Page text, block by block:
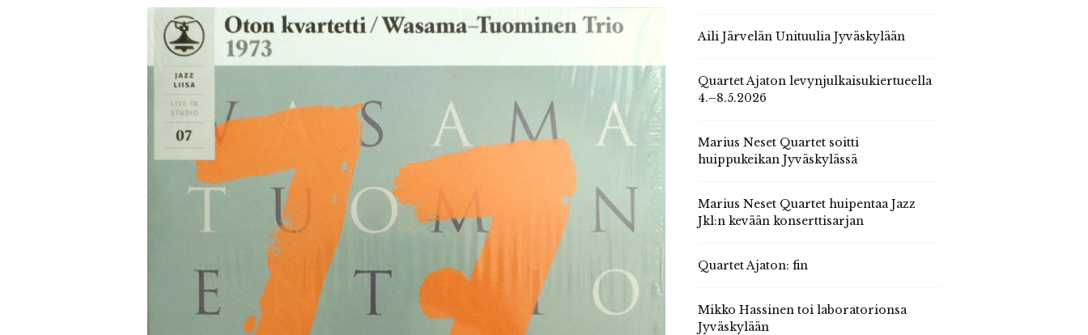
Aili Järvelän Unituulia Jyväskylään
Quartet Ajaton levynjulkaisukiertueella
4.–8.5.2026
Marius Neset Quartet soitti
huippukeikan Jyväskylässä
Marius Neset Quartet huipentaa Jazz
Jkl:n kevään konserttisarjan
Quartet Ajaton: fin
Mikko Hassinen toi laboratorionsa
Jyväskylään